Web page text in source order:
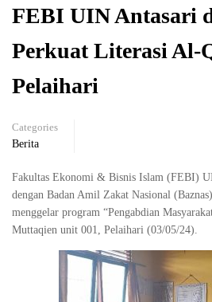
FEBI UIN Antasari
Perkuat Literasi Al-
Pelaihari
Categories
Berita
Fakultas Ekonomi & Bisnis Islam (FEBI)
dengan Badan Amil Zakat Nasional
menggelar program “Pengabdian
Muttaqien unit 001, Pelaihari (03/05/24).